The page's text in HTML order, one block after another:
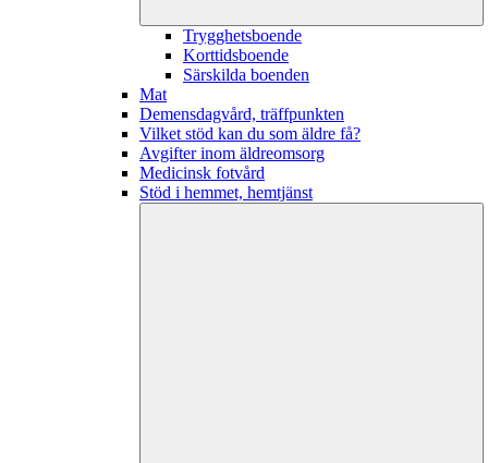
Trygghetsboende
Korttidsboende
Särskilda boenden
Mat
Demensdagvård, träffpunkten
Vilket stöd kan du som äldre få?
Avgifter inom äldreomsorg
Medicinsk fotvård
Stöd i hemmet, hemtjänst